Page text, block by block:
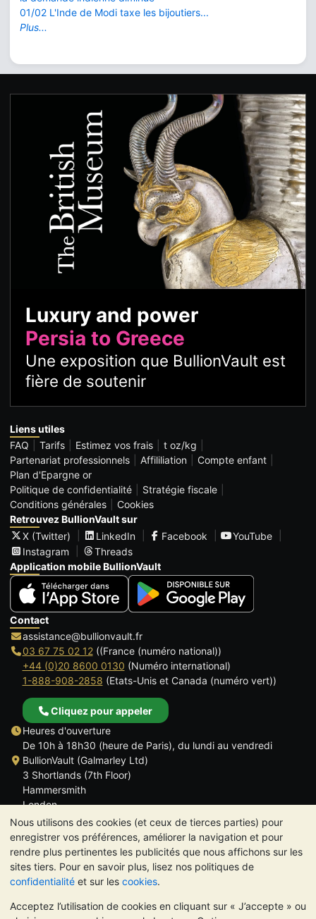
Nous utilisons des cookies (et ceux de tierces parties) pour
enregistrer vos préférences, améliorer la navigation et pour
rendre plus pertinentes les publicités que nous affichons sur les
sites tiers. Pour en savoir plus, lisez nos politiques de
confidentialité et sur les cookies.
Acceptez l’utilisation de cookies en cliquant sur « J’accepte » ou
01/02 L'Inde de Modi taxe les bijoutiers...
Plus...
Luxury and power
Persia to Greece
Une exposition que BullionVault est
fière de soutenir
Liens utiles
FAQ
Tarifs Estimez vos frais
t oz/kg
Partenariat professionnels
Affililiation
Compte enfant
Plan d'Epargne or
Politique de confidentialité
Stratégie fiscale
Conditions générales
Cookies
Retrouvez BullionVault sur
X (Twitter)
LinkedIn Facebook
YouTube
Instagram
Threads
Application mobile BullionVault
Contact
assistance@bullionvault.fr
03 67 75 02 12((France (numéro national))
+44 (0)20 8600 0130 (Numéro international)
1-888-908-2858 (Etats-Unis et Canada (numéro vert))
Cliquez pour appeler
Heures d'ouverture
De 10h à 18h30 (heure de Paris), du lundi au vendredi
BullionVault (Galmarley Ltd)
3 Shortlands (7th Floor)
Hammersmith
London
W6 8DA
ROYAUME UNI
TrustScore 4.6 | 534 avis